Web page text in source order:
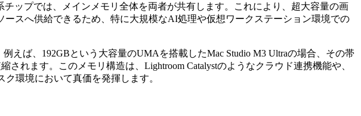
ップでは、メインメモリ全体を両者が共有します。これにより、超大容量の画
スへ供給できるため、特に大規模なAI処理や仮想ワークステーション環境での
ば、192GBという大容量のUMAを搭載したMac Studio M3 Ultraの場合、その帯
れます。このメモリ構造は、Lightroom Catalystのようなクラウド連携機能や、
環境において真価を発揮します。